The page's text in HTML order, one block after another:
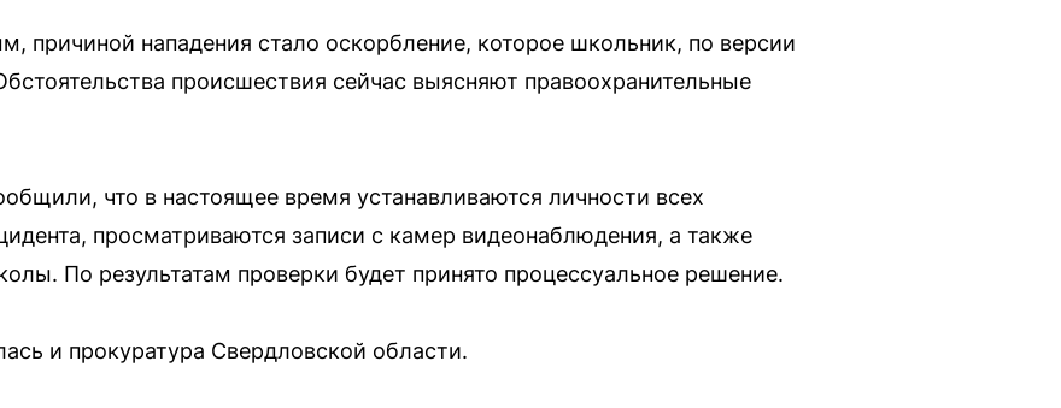
причиной нападения стало оскорбление, которое школьник, по версии
происшествия сейчас выясняют правоохранительные
что в настоящее время устанавливаются личности всех
просматриваются записи с камер видеонаблюдения, а также
По результатам проверки будет принято процессуальное решение.
и прокуратура Свердловской области.